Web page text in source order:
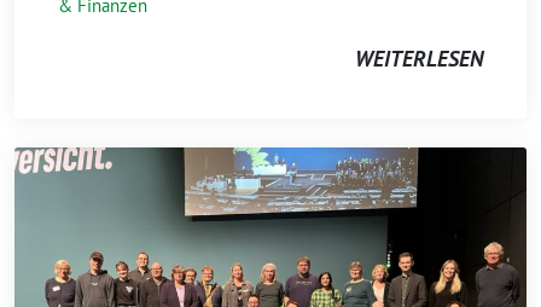
& Finanzen
WEITERLESEN